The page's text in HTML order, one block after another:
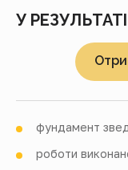
У
фундамент
роботи